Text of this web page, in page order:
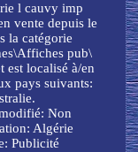
l cauvy imp
vente depuis le
la catégorie
pub\
est localisé à/en
pays suivants:
Non
Algérie
Publicité